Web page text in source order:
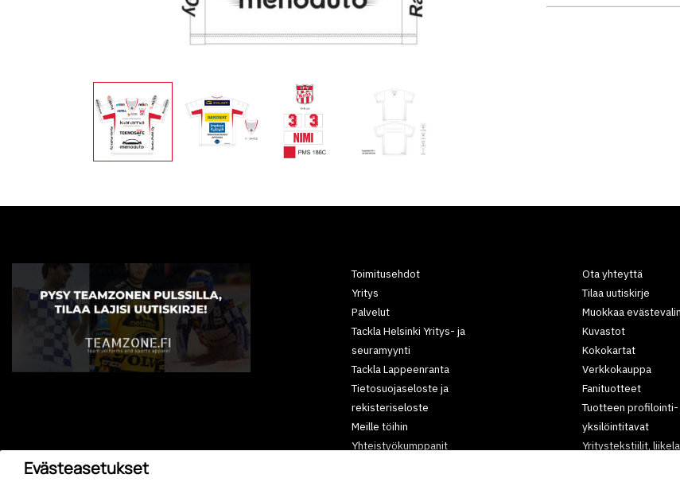
Toimitusehdot
Yritys
Palvelut
Tackla Helsinki Yritys- ja
seuramyynti
Tackla Lappeenranta
Tietosuojaseloste ja
rekisteriseloste
Meille töihin
Yhteistyökumppanit
Ota yhteyttä
Tilaa uutiskirje
Muokkaa
Kuvastot
Kokokartat
Verkkokauppa
Fanituotteet
Tuotteen profilointi-
yksilöintitavat
Yritystekstiilit,
Evästeasetukset